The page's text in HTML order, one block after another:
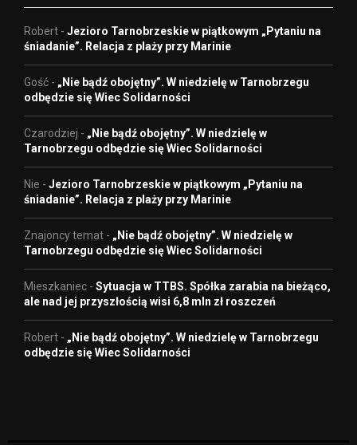
Robert - Jezioro Tarnobrzeskie w piątkowym „Pytaniu na
śniadanie”. Relacja z plaży przy Marinie
Gość - „Nie bądź obojętny”. W niedzielę w Tarnobrzegu
odbędzie się Wiec Solidarności
Czarodziej - „Nie bądź obojętny”. W niedzielę w
Tarnobrzegu odbędzie się Wiec Solidarności
Nie - Jezioro Tarnobrzeskie w piątkowym „Pytaniu na
śniadanie”. Relacja z plaży przy Marinie
Znajoncy temat - „Nie bądź obojętny”. W niedzielę w
Tarnobrzegu odbędzie się Wiec Solidarności
Mieszkaniec - Sytuacja w TTBS. Spółka zarabia na bieżąco,
ale nad jej przyszłością wisi 6,8 mln zł roszczeń
Robert - „Nie bądź obojętny”. W niedzielę w Tarnobrzegu
odbędzie się Wiec Solidarności